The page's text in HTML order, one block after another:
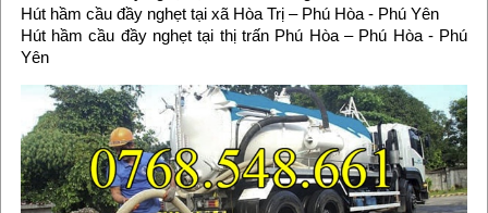
Hút hầm cầu đầy nghẹt tại xã Hòa Trị – Phú Hòa - Phú Yên
Hút hầm cầu đầy nghẹt tại thị trấn Phú Hòa – Phú Hòa - Phú
Yên